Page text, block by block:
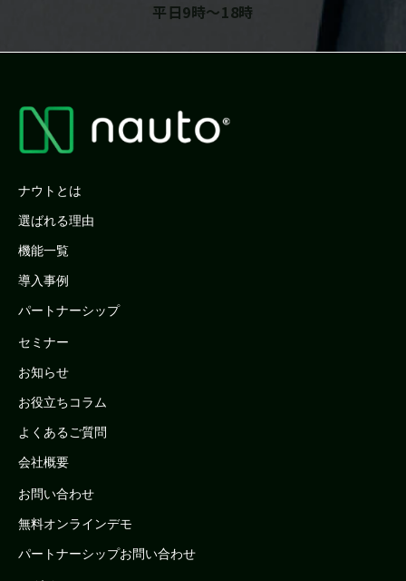
平日9時～18時
ナウトとは
選ばれる理由
機能一覧
導入事例
パートナーシップ
セミナー
お知らせ
お役立ちコラム
よくあるご質問
会社概要
お問い合わせ
無料オンラインデモ
パートナーシップお問い合わせ